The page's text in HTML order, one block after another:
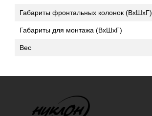
Габариты фронтальных колонок (ВхШхГ)
Габариты для монтажа (ВхШхГ)
Вес